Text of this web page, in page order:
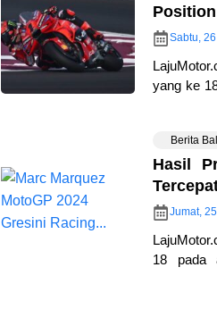
Sabtu,
yang ke
Berita
Hasil
Jumat,
18 pada